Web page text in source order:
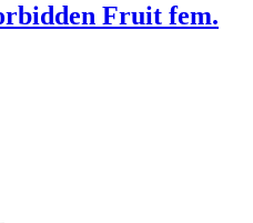
Fruit fem.